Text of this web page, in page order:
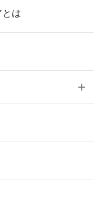
とは